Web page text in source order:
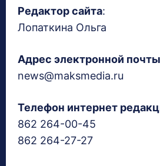
Редактор сайта:
Лопаткина Ольга
Адрес электронной
news@maksmedia.ru
Телефон интернет
862 264-00-45
862 264-27-27